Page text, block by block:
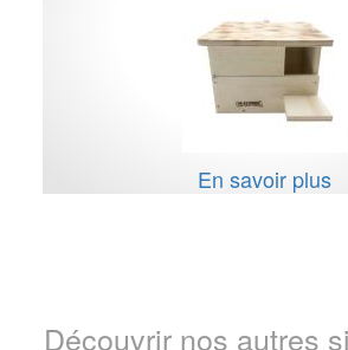
En savoir plus
Découvrir nos autres